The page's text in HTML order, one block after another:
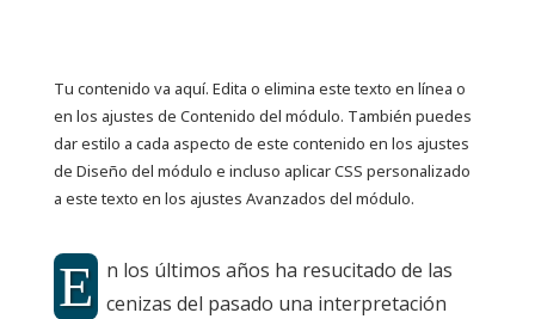
Tu contenido va aquí. Edita o elimina este texto en línea o
en los ajustes de Contenido del módulo. También puedes
dar estilo a cada aspecto de este contenido en los ajustes
de Diseño del módulo e incluso aplicar CSS personalizado
a este texto en los ajustes Avanzados del módulo.
E n los últimos años ha resucitado de las
cenizas del pasado una interpretación